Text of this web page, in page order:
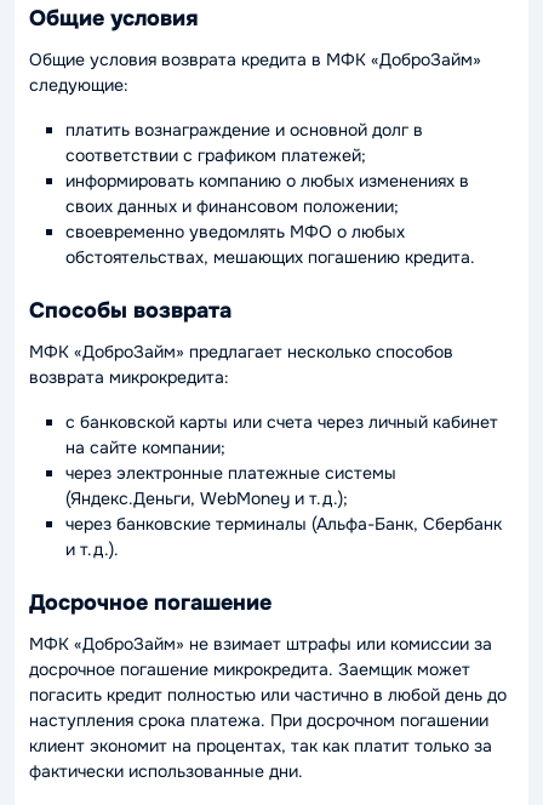
Общие условия
Общие условия возврата кредита в МФК «ДоброЗайм»
следующие:
платить вознаграждение и основной долг в
соответствии с графиком платежей;
информировать компанию о любых изменениях в
своих данных и финансовом положении;
своевременно уведомлять МФО о любых
обстоятельствах, мешающих погашению кредита.
Способы возврата
МФК «ДоброЗайм» предлагает несколько способов
возврата микрокредита:
с банковской карты или счета через личный кабинет
на сайте компании;
через электронные платежные системы
(Яндекс.Деньги, WebMoney и т.д.);
через банковские терминалы (Альфа-Банк, Сбербанк
и т.д.).
Досрочное погашение
МФК «ДоброЗайм» не взимает штрафы или комиссии за
досрочное погашение микрокредита. Заемщик может
погасить кредит полностью или частично в любой день до
наступления срока платежа. При досрочном погашении
клиент экономит на процентах, так как платит только за
фактически использованные дни.